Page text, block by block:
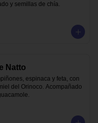
y semillas de chía.
Natto
espinaca y feta, con
del Orinoco. Acompañado